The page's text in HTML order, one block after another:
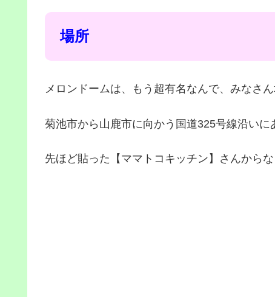
場所
メロンドームは、もう超有名なんで、みなさ
菊池市から山鹿市に向かう国道325号線沿いに
先ほど貼った【ママトコキッチン】さんから